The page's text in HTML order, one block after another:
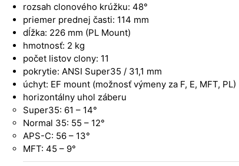
rozsah clonového krúžku: 48°
priemer prednej časti: 114 mm
dĺžka: 226 mm (PL Mount)
hmotnosť: 2 kg
počet listov clony: 11
pokrytie: ANSI Super35 / 31,1 mm
úchyt: EF mount (možnosť výmeny za F, E, MFT, PL)
horizontálny uhol záberu
Super35: 61 – 14°
Normal 35: 55 – 12°
APS-C: 56 – 13°
MFT: 45 – 9°